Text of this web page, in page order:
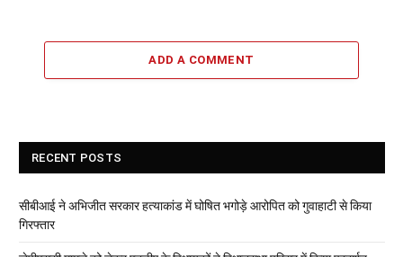
ADD A COMMENT
RECENT POSTS
सीबीआई ने अभिजीत सरकार हत्याकांड में घोषित भगोड़े आरोपित को गुवाहाटी से किया
गिरफ्तार